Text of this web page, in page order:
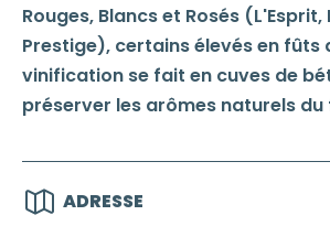
Rouges, Blancs et Rosés (L'Esprit,
Prestige), certains élevés en fûts
vinification se fait en cuves de
préserver les arômes naturels
ADRESSE